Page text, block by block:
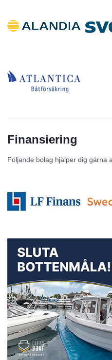
Finansiering
Följande bolag hjälper dig gärna